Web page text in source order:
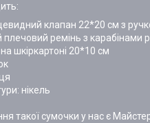
клапан 22*20 см з
плечовий ремінь з
шкіркартоні 20*10 см
нікель
такої сумочки у нас є